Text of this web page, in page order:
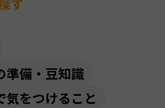
す
準備・豆知識
気をつけること